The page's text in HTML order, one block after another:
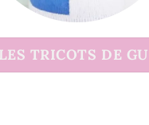
LES TRICOTS DE